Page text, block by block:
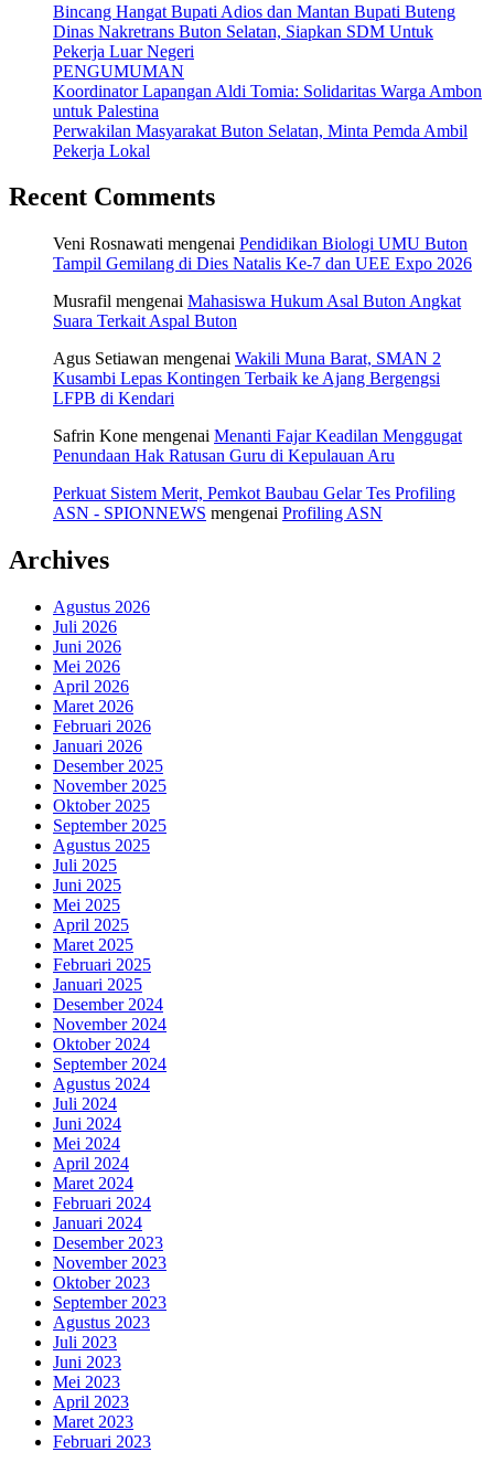
Bincang Hangat Bupati Adios dan Mantan Bupati Buteng
Dinas Nakretrans Buton Selatan, Siapkan SDM Untuk
Pekerja Luar Negeri
PENGUMUMAN
Koordinator Lapangan Aldi Tomia: Solidaritas Warga Ambon
untuk Palestina
Perwakilan Masyarakat Buton Selatan, Minta Pemda Ambil
Pekerja Lokal
Recent Comments
Veni Rosnawati mengenai Pendidikan Biologi UMU Buton
Tampil Gemilang di Dies Natalis Ke-7 dan UEE Expo 2026
Musrafil mengenai Mahasiswa Hukum Asal Buton Angkat
Suara Terkait Aspal Buton
Agus Setiawan mengenai Wakili Muna Barat, SMAN 2
Kusambi Lepas Kontingen Terbaik ke Ajang Bergengsi
LFPB di Kendari
Safrin Kone mengenai Menanti Fajar Keadilan Menggugat
Penundaan Hak Ratusan Guru di Kepulauan Aru
Perkuat Sistem Merit, Pemkot Baubau Gelar Tes Profiling
ASN - SPIONNEWS mengenai Profiling ASN
Archives
Agustus 2026
Juli 2026
Juni 2026
Mei 2026
April 2026
Maret 2026
Februari 2026
Januari 2026
Desember 2025
November 2025
Oktober 2025
September 2025
Agustus 2025
Juli 2025
Juni 2025
Mei 2025
April 2025
Maret 2025
Februari 2025
Januari 2025
Desember 2024
November 2024
Oktober 2024
September 2024
Agustus 2024
Juli 2024
Juni 2024
Mei 2024
April 2024
Maret 2024
Februari 2024
Januari 2024
Desember 2023
November 2023
Oktober 2023
September 2023
Agustus 2023
Juli 2023
Juni 2023
Mei 2023
April 2023
Maret 2023
Februari 2023